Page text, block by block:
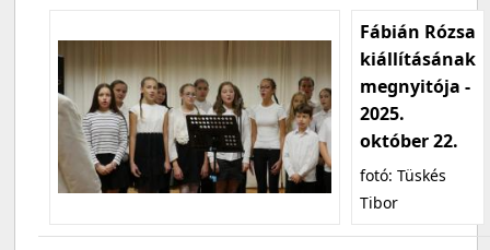
Fábián Rózsa
kiállításának
megnyitója -
2025.
október 22.
fotó: Tüskés
Tibor